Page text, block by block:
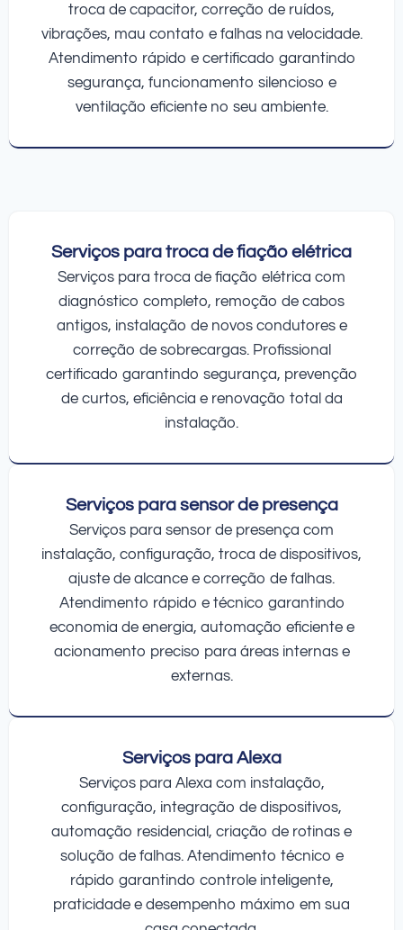
troca de capacitor, correção de ruídos,
vibrações, mau contato e falhas na velocidade.
Atendimento rápido e certificado garantindo
segurança, funcionamento silencioso e
ventilação eficiente no seu ambiente.
Serviços para troca de fiação elétrica
Serviços para troca de fiação elétrica com
diagnóstico completo, remoção de cabos
antigos, instalação de novos condutores e
correção de sobrecargas. Profissional
certificado garantindo segurança, prevenção
de curtos, eficiência e renovação total da
instalação.
Serviços para sensor de presença
Serviços para sensor de presença com
instalação, configuração, troca de dispositivos,
ajuste de alcance e correção de falhas.
Atendimento rápido e técnico garantindo
economia de energia, automação eficiente e
acionamento preciso para áreas internas e
externas.
Serviços para Alexa
Serviços para Alexa com instalação,
configuração, integração de dispositivos,
automação residencial, criação de rotinas e
solução de falhas. Atendimento técnico e
rápido garantindo controle inteligente,
praticidade e desempenho máximo em sua